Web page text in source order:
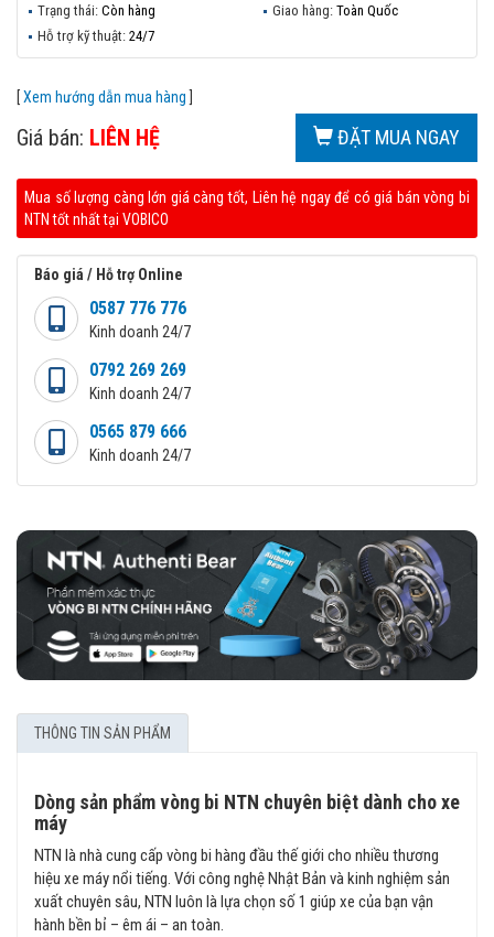
Trạng thái: Còn hàng Giao hàng: Toàn Quốc
Hỗ trợ kỹ thuật: 24/7
[Xem hướng dẫn mua hàng
Giá bán: LIÊN HỆ ĐẶT MUA NGAY
Mua số lượng càng lớn giá càng tốt, Liên hệ ngay để có giá bán vòng bi
NTN tốt nhất tại VOBICO
Báo giá / Hỗ trợ Online
0587 776 776
Kinh doanh 24/7
0792 269 269
Kinh doanh 24/7
0565 879 666
Kinh doanh 24/7
THÔNG TIN SẢN PHẨM
Dòng sản phẩm vòng bi NTN chuyên biệt dành cho xe
máy
NTN là nhà cung cấp vòng bi hàng đầu thế giới cho nhiều thương
hiệu xe máy nổi tiếng. Với công nghệ Nhật Bản và kinh nghiệm sản
xuất chuyên sâu, NTN luôn là lựa chọn số 1 giúp xe của bạn vận
hành bền bỉ – êm ái – an toàn.